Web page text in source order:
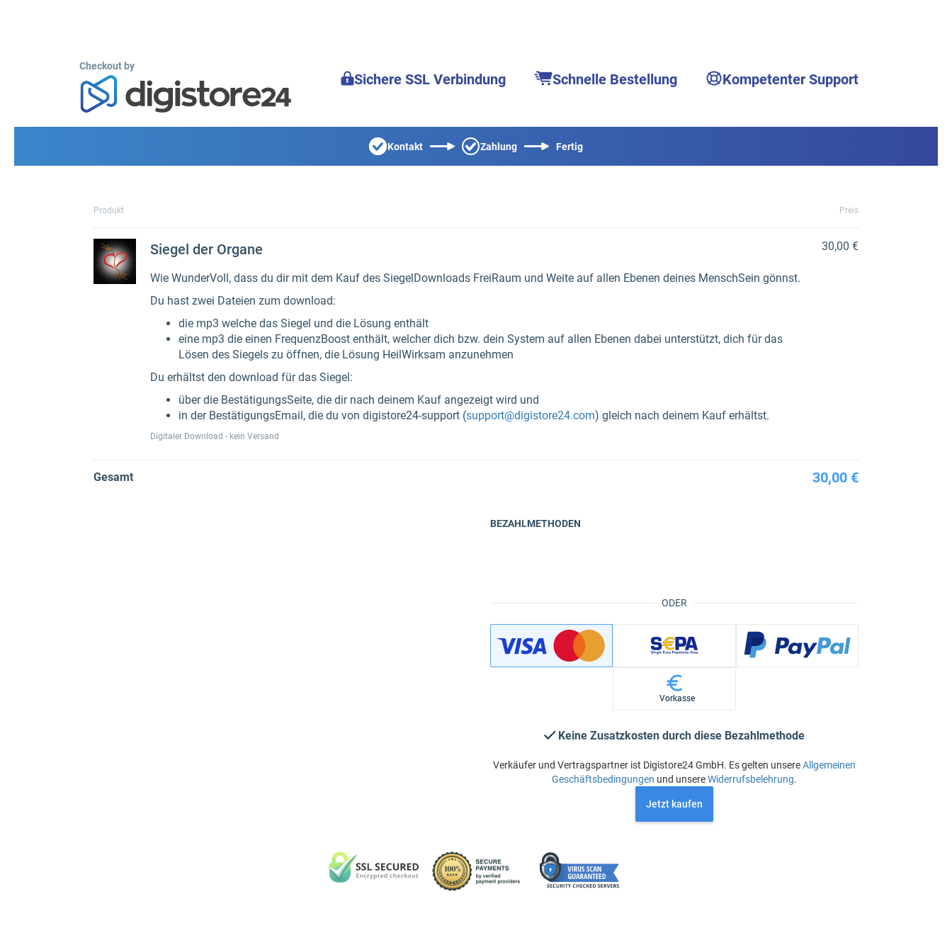
Checkout by
Sichere SSL Verbindung Schnelle Bestellung Kompetenter Support
Kontakt Zahlung Fertig
Produkt Preis
Siegel der Organe
Wie WunderVoll, dass du dir mit dem Kauf des SiegelDownloads FreiRaum und Weite auf allen Ebenen deines MenschSein gönnst.
Du hast zwei Dateien zum download:
die mp3 welche das Siegel und die Lösung enthält
eine mp3 die einen FrequenzBoost enthält, welcher dich bzw. dein System auf allen Ebenen dabei unterstützt, dich für das
Lösen des Siegels zu öffnen, die Lösung HeilWirksam anzunehmen
Du erhältst den download für das Siegel:
über die BestätigungsSeite, die dir nach deinem Kauf angezeigt wird und
in der BestätigungsEmail, die du von digistore24-support (support@digistore24.com) gleich nach deinem Kauf erhältst.
Digitaler Download - kein Versand
30,00 €
Gesamt 30,00 €
ODER
BEZAHLMETHODEN
Vorkasse
Keine Zusatzkosten durch diese Bezahlmethode
Verkäufer und Vertragspartner ist Digistore24 GmbH. Es gelten unsereAllgemeinen
Geschäftsbedingungen und unsereWiderrufsbelehrung.
Jetzt kaufen